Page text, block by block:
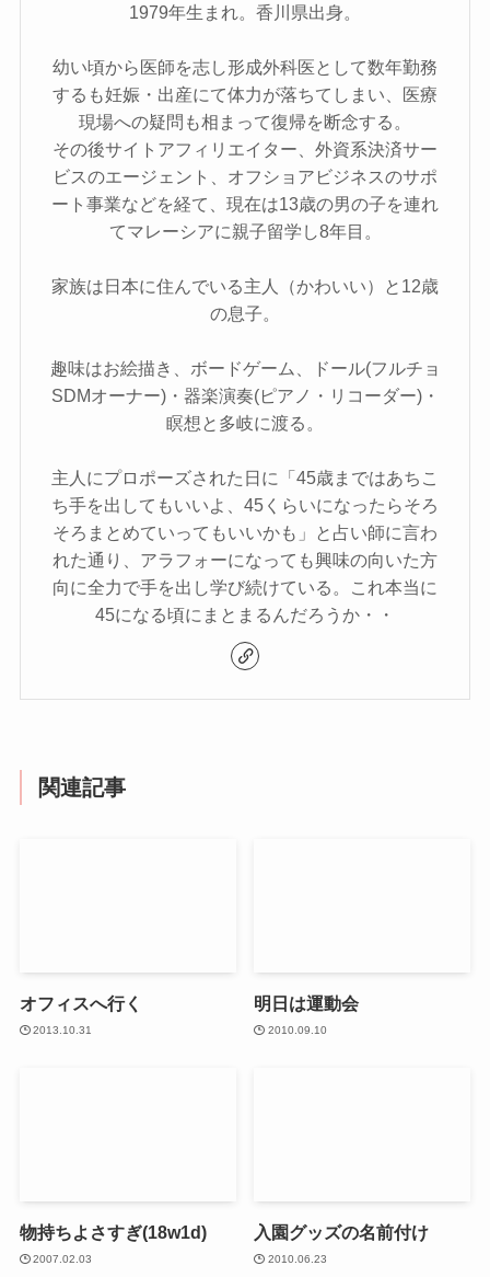
1979年生まれ。香川県出身。
幼い頃から医師を志し形成外科医として数年勤務
するも妊娠・出産にて体力が落ちてしまい、医療
現場への疑問も相まって復帰を断念する。
その後サイトアフィリエイター、外資系決済サー
ビスのエージェント、オフショアビジネスのサポ
ート事業などを経て、現在は13歳の男の子を連れ
てマレーシアに親子留学し8年目。
家族は日本に住んでいる主人（かわいい）と12歳
の息子。
趣味はお絵描き、ボードゲーム、ドール(フルチョ
SDMオーナー)・器楽演奏(ピアノ・リコーダー)・
瞑想と多岐に渡る。
主人にプロポーズされた日に「45歳まではあちこ
ち手を出してもいいよ、45くらいになったらそろ
そろまとめていってもいいかも」と占い師に言わ
れた通り、アラフォーになっても興味の向いた方
向に全力で手を出し学び続けている。これ本当に
45になる頃にまとまるんだろうか・・
関連記事
オフィスへ行く
2013.10.31
明日は運動会
2010.09.10
物持ちよさすぎ(18w1d)
2007.02.03
入園グッズの名前付け
2010.06.23